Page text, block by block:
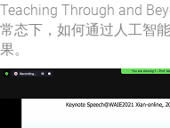
Teaching Through and
常态下，如何通过人工智
果。